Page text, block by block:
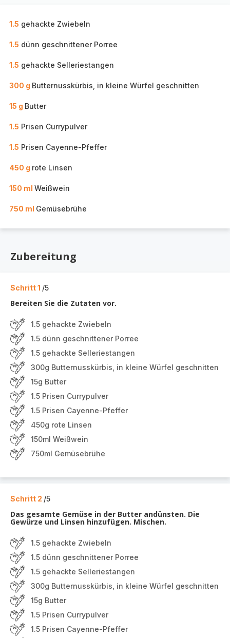
1.5 gehackte Zwiebeln
1.5 dünn geschnittener Porree
1.5 gehackte Selleriestangen
300 g Butternusskürbis, in kleine Würfel geschnitten
15 g Butter
1.5 Prisen Currypulver
1.5 Prisen Cayenne-Pfeffer
450 g rote Linsen
150 ml Weißwein
750 ml Gemüsebrühe
Zubereitung
Schritt 1 /5
Bereiten Sie die Zutaten vor.
1.5 gehackte Zwiebeln
1.5 dünn geschnittener Porree
1.5 gehackte Selleriestangen
300g Butternusskürbis, in kleine Würfel geschnitten
15g Butter
1.5 Prisen Currypulver
1.5 Prisen Cayenne-Pfeffer
450g rote Linsen
150ml Weißwein
750ml Gemüsebrühe
Schritt 2 /5
Das gesamte Gemüse in der Butter andünsten. Die
Gewürze und Linsen hinzufügen. Mischen.
1.5 gehackte Zwiebeln
1.5 dünn geschnittener Porree
1.5 gehackte Selleriestangen
300g Butternusskürbis, in kleine Würfel geschnitten
15g Butter
1.5 Prisen Currypulver
1.5 Prisen Cayenne-Pfeffer